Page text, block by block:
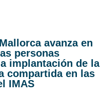
avanza en
personas
implantación de la
compartida en las
IMAS